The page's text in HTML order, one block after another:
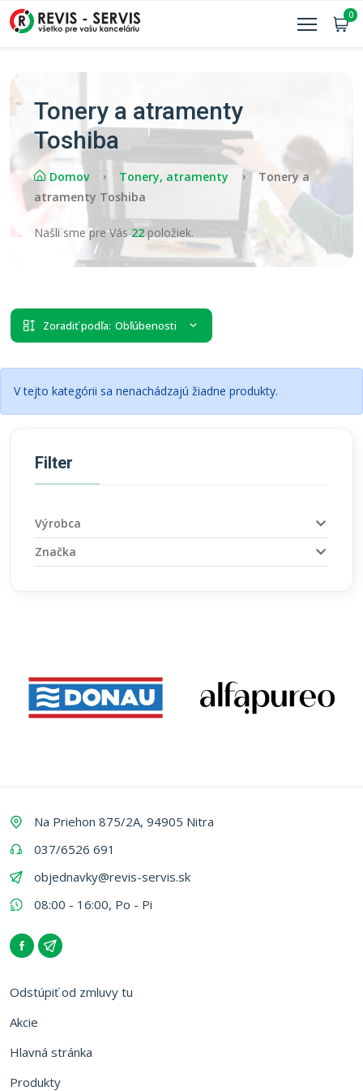
0
Tonery a atramenty
Toshiba
Domov Tonery, atramenty
Tonery a
atramenty Toshiba
Našli sme pre Vás22 položiek.
Zoradiť podľa: Obľúbenosti
V tejto kategórii sa nenachádzajú žiadne produkty.
Filter
Výrobca
Značka
Na Priehon 875/2A, 94905 Nitra
037/6526 691
objednavky@revis-servis.sk
08:00 - 16:00, Po - Pi
Odstúpiť od zmluvy tu
Akcie
Hlavná stránka
Produkty